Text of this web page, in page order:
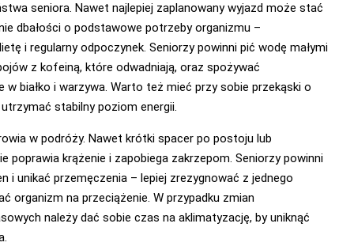
seniora. Nawet najlepiej zaplanowany wyjazd może stać
dbałości o podstawowe potrzeby organizmu –
i regularny odpoczynek. Seniorzy powinni pić wodę małymi
z kofeiną, które odwadniają, oraz spożywać
w białko i warzywa. Warto też mieć przy sobie przekąski o
stabilny poziom energii.
w podróży. Nawet krótki spacer po postoju lub
poprawia krążenie i zapobiega zakrzepom. Seniorzy powinni
i unikać przemęczenia – lepiej zrezygnować z jednego
organizm na przeciążenie. W przypadku zmian
należy dać sobie czas na aklimatyzację, by uniknąć